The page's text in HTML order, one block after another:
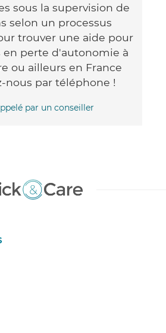
sous la supervision de
selon un processus
trouver une aide pour
en perte d'autonomie à
ou ailleurs en France
nous par téléphone !
par un conseiller